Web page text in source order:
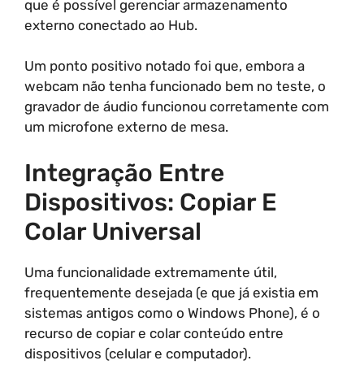
que é possível gerenciar armazenamento
externo conectado ao Hub.
Um ponto positivo notado foi que, embora a
webcam não tenha funcionado bem no teste, o
gravador de áudio funcionou corretamente com
um microfone externo de mesa.
Integração Entre
Dispositivos: Copiar E
Colar Universal
Uma funcionalidade extremamente útil,
frequentemente desejada (e que já existia em
sistemas antigos como o Windows Phone), é o
recurso de copiar e colar conteúdo entre
dispositivos (celular e computador).